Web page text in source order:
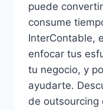
puede
consume
InterContable,
enfocar tus
tu negocio, y
ayudarte.
de outsourcing